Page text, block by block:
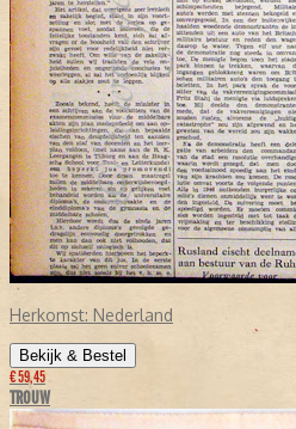
Herkomst: Nederland
Bekijk & Bestel
€ 59,45
TROUW